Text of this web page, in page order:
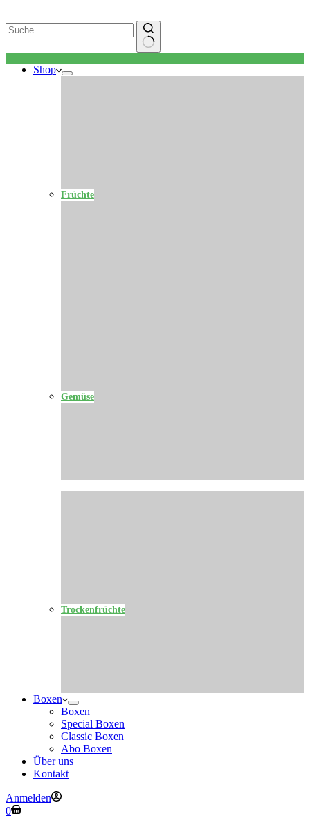
Ergebnisse
Shop
Früchte
Gemüse
Trockenfrüchte
Boxen
Boxen
Special Boxen
Classic Boxen
Abo Boxen
Über uns
Kontakt
Anmelden
Warenkorb
0